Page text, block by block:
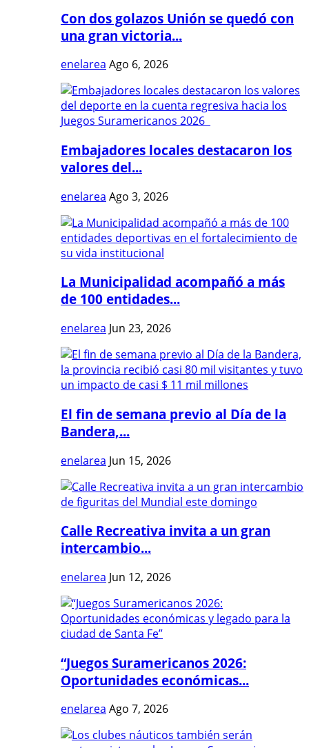
Con dos golazos Unión se quedó con
una gran victoria...
enelarea Ago 6, 2026
Embajadores locales destacaron los
valores del...
enelarea Ago 3, 2026
La Municipalidad acompañó a más
de 100 entidades...
enelarea Jun 23, 2026
El fin de semana previo al Día de la
Bandera,...
enelarea Jun 15, 2026
Calle Recreativa invita a un gran
intercambio...
enelarea Jun 12, 2026
“Juegos Suramericanos 2026:
Oportunidades económicas...
enelarea Ago 7, 2026